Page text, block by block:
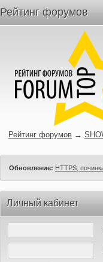
Рейтинг форумов
Рейтинг форумов →
Обновление: HTTPS,
Личный кабинет